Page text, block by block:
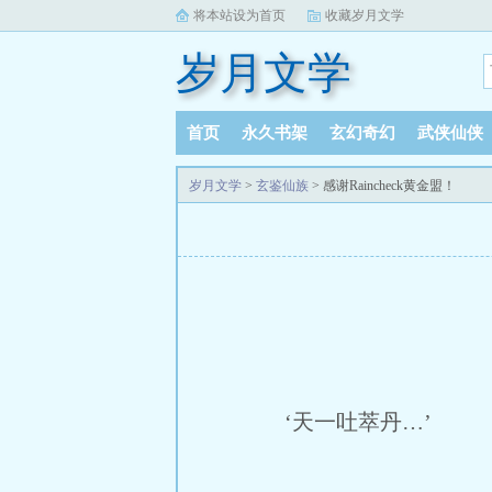
将本站设为首页 收藏岁月文学
岁月文学
首页 永久书架 玄幻奇幻 武侠仙侠
岁月文学 > 玄鉴仙族 > 感谢Raincheck黄金盟！
‘天一吐萃丹…’